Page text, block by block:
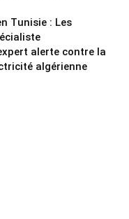
Tunisie : Les
alerte contre la
algérienne